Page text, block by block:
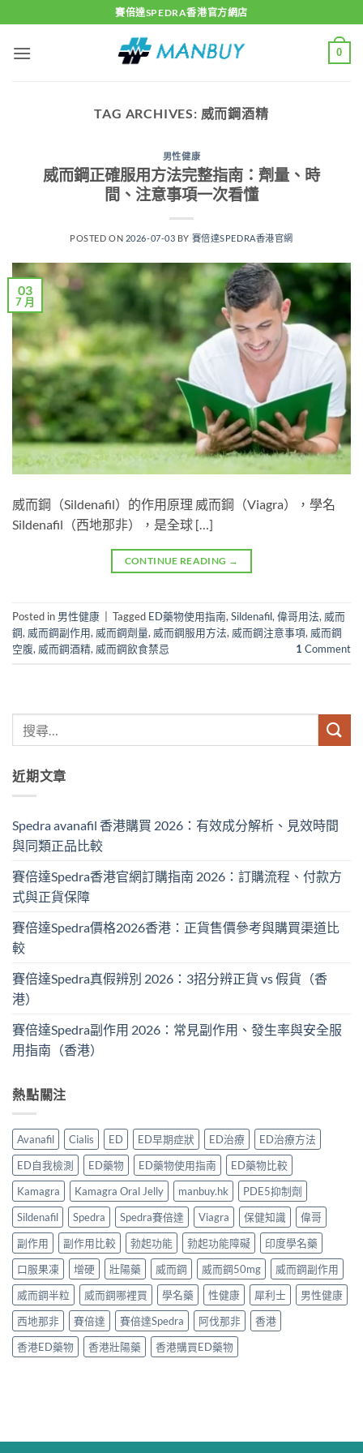
to
content
賽倍達SPEDRA香港官方網店
0
TAG ARCHIVES: 威而鋼酒精
男性健康
威而鋼正確服用方法完整指南：劑量、時
間、注意事項一次看懂
POSTED ON 2026-07-03 BY 賽倍達SPEDRA香港官網
03
7 月
威而鋼（Sildenafil）的作用原理 威而鋼（Viagra），學名
Sildenafil（西地那非），是全球 […]
CONTINUE READING →
Posted in 男性健康 Tagged ED藥物使用指南,Sildenafil,偉哥用法, 威而
鋼, 威而鋼副作用, 威而鋼劑量, 威而鋼服用方法, 威而鋼注意事項, 威而鋼
空腹, 威而鋼酒精, 威而鋼飲食禁忌 1 Comment
近期文章
Spedra avanafil 香港購買 2026：有效成分解析、見效時間
與同類正品比較
賽倍達Spedra香港官網訂購指南 2026：訂購流程、付款方
式與正貨保障
賽倍達Spedra價格2026香港：正貨售價參考與購買渠道比
較
賽倍達Spedra真假辨別 2026：3招分辨正貨 vs 假貨（香
港）
賽倍達Spedra副作用 2026：常見副作用、發生率與安全服
用指南（香港）
熱點關注
Avanafil Cialis ED ED早期症狀 ED治療
ED治療方法
ED自我檢測
ED藥物 ED藥物使用指南
ED藥物比較
Kamagra
Kamagra Oral Jelly manbuy.hk
PDE5抑制劑
Sildenafil
Spedra Spedra賽倍達 Viagra 保健知識
偉哥
副作用
副作用比較 勃起功能 勃起功能障礙
印度學名藥
口服果凍
增硬 壯陽藥 威而鋼 威而鋼50mg
威而鋼副作用
威而鋼半粒
威而鋼哪裡買 學名藥 性健康 犀利士
男性健康
西地那非
賽倍達 賽倍達Spedra 阿伐那非
香港
香港ED藥物
香港壯陽藥 香港購買ED藥物